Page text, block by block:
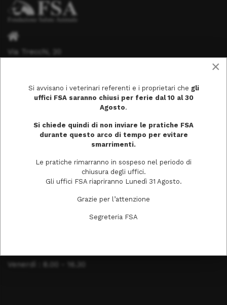
Via Trecchi, 20
info@fondazionesaluteanimale.it
Venerdì : 8.00 - 16.30
×
Si avvisano i veterinari referenti e i proprietari che gli
uffici FSA saranno chiusi per ferie dal 10 al 30
Agosto.
Si chiede quindi di non inviare le pratiche FSA
durante questo arco di tempo per evitare
smarrimenti.
Le pratiche rimarranno in sospeso nel periodo di
chiusura degli uffici.
Gli uffici FSA riapriranno Lunedì 31 Agosto.
Grazie per l’attenzione
Segreteria FSA